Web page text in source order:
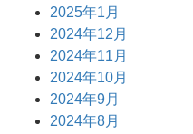
2025年1月
2024年12月
2024年11月
2024年10月
2024年9月
2024年8月